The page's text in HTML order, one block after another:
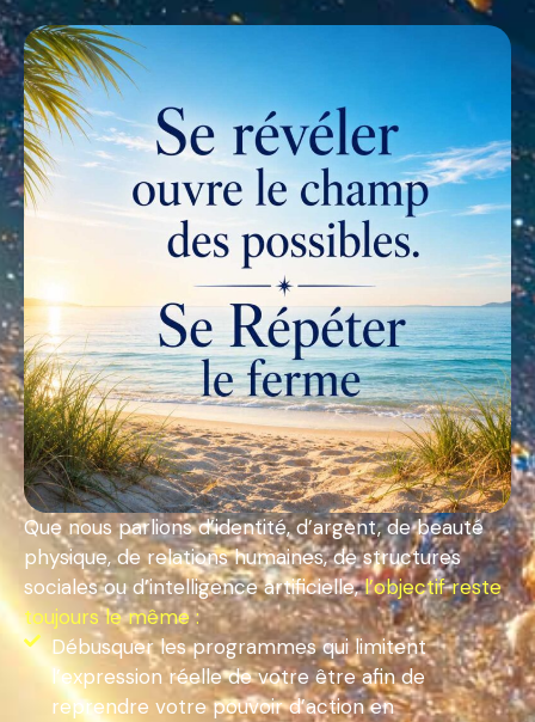
Que nous parlions d’identité, d’argent, de beauté
physique, de relations humaines, de structures
sociales ou d’intelligence artificielle,l’objectif reste
toujours le même :
Débusquer les programmes qui limitent
l’expression réelle de votre être afin de
reprendre votre pouvoir d’action en